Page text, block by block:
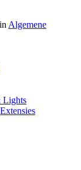
Algemene
Lights
Extensies